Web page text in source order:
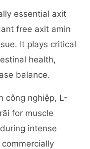
essential axit
free axit amin
It plays critical
health,
balance.
công nghiệp, L-
for muscle
intense